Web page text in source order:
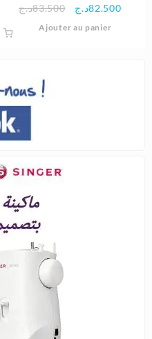
de filtration – Intex
83.500د.ج
Le
82.500د.ج
Le
Ajouter au panier